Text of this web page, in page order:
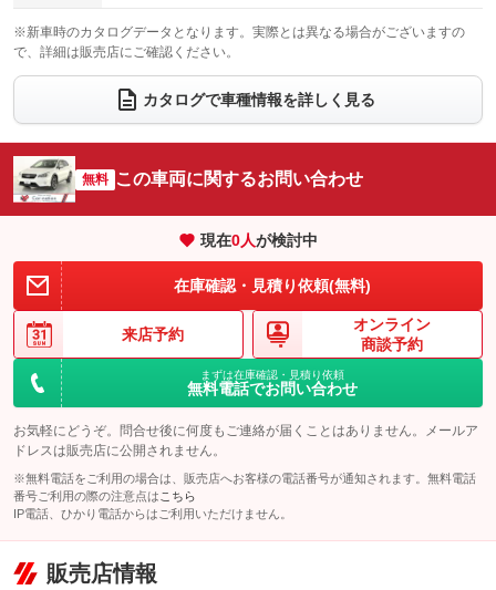
電動格納サードシート
：装備なし シートヒーター
：装備なし
ウォークスルー
電動リアゲート フロントカメラ
：装備なし
シートエアコン
：装備なし 全周囲カメラ
：装備なし
サイドカメラ
：装備なし ルーフレール
：装備なし
エアサスペンション ヘッドライトウォッシャー
※新車時のカタログデータとなります。実際とは異なる場合がございますの
で、詳細は販売店にご確認ください。
カタログで車種情報を詳しく見る
無料 この車両に関するお問い合わせ
現在0人が検討中
在庫確認・見積り依頼(無料)
来店予約
オンライン
商談予約
まずは在庫確認・見積り依頼
無料電話でお問い合わせ
お気軽にどうぞ。問合せ後に何度もご連絡が届くことはありません。メールア
ドレスは販売店に公開されません。
※無料電話をご利用の場合は、販売店へお客様の電話番号が通知されます。無料電話
番号ご利用の際の注意点は こちら
IP電話、ひかり電話からはご利用いただけません。
販売店情報